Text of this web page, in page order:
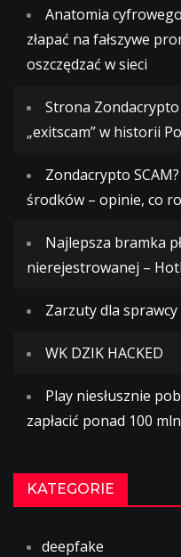
Anatomia
złapać na fałszywe
oszczędzać w sieci
Strona Zondacrypto
„exitscam” w historii
Zondacrypto
środków – opinie, co
Najlepsza bramka
nierejestrowanej –
Zarzuty dla
WK DZIK HACKED
Play niesłusznie
zapłacić ponad 100
KATEGORIE
deepfake